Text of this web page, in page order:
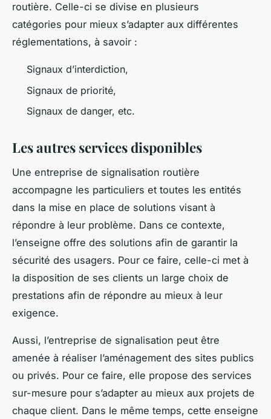
routière. Celle-ci se divise en plusieurs
catégories pour mieux s’adapter aux différentes
réglementations, à savoir :
Signaux d’interdiction,
Signaux de priorité,
Signaux de danger, etc.
Les autres services disponibles
Une entreprise de signalisation routière
accompagne les particuliers et toutes les entités
dans la mise en place de solutions visant à
répondre à leur problème. Dans ce contexte,
l’enseigne offre des solutions afin de garantir la
sécurité des usagers. Pour ce faire, celle-ci met à
la disposition de ses clients un large choix de
prestations afin de répondre au mieux à leur
exigence.
Aussi, l’entreprise de signalisation peut être
amenée à réaliser l’aménagement des sites publics
ou privés. Pour ce faire, elle propose des services
sur-mesure pour s’adapter au mieux aux projets de
chaque client. Dans le même temps, cette enseigne